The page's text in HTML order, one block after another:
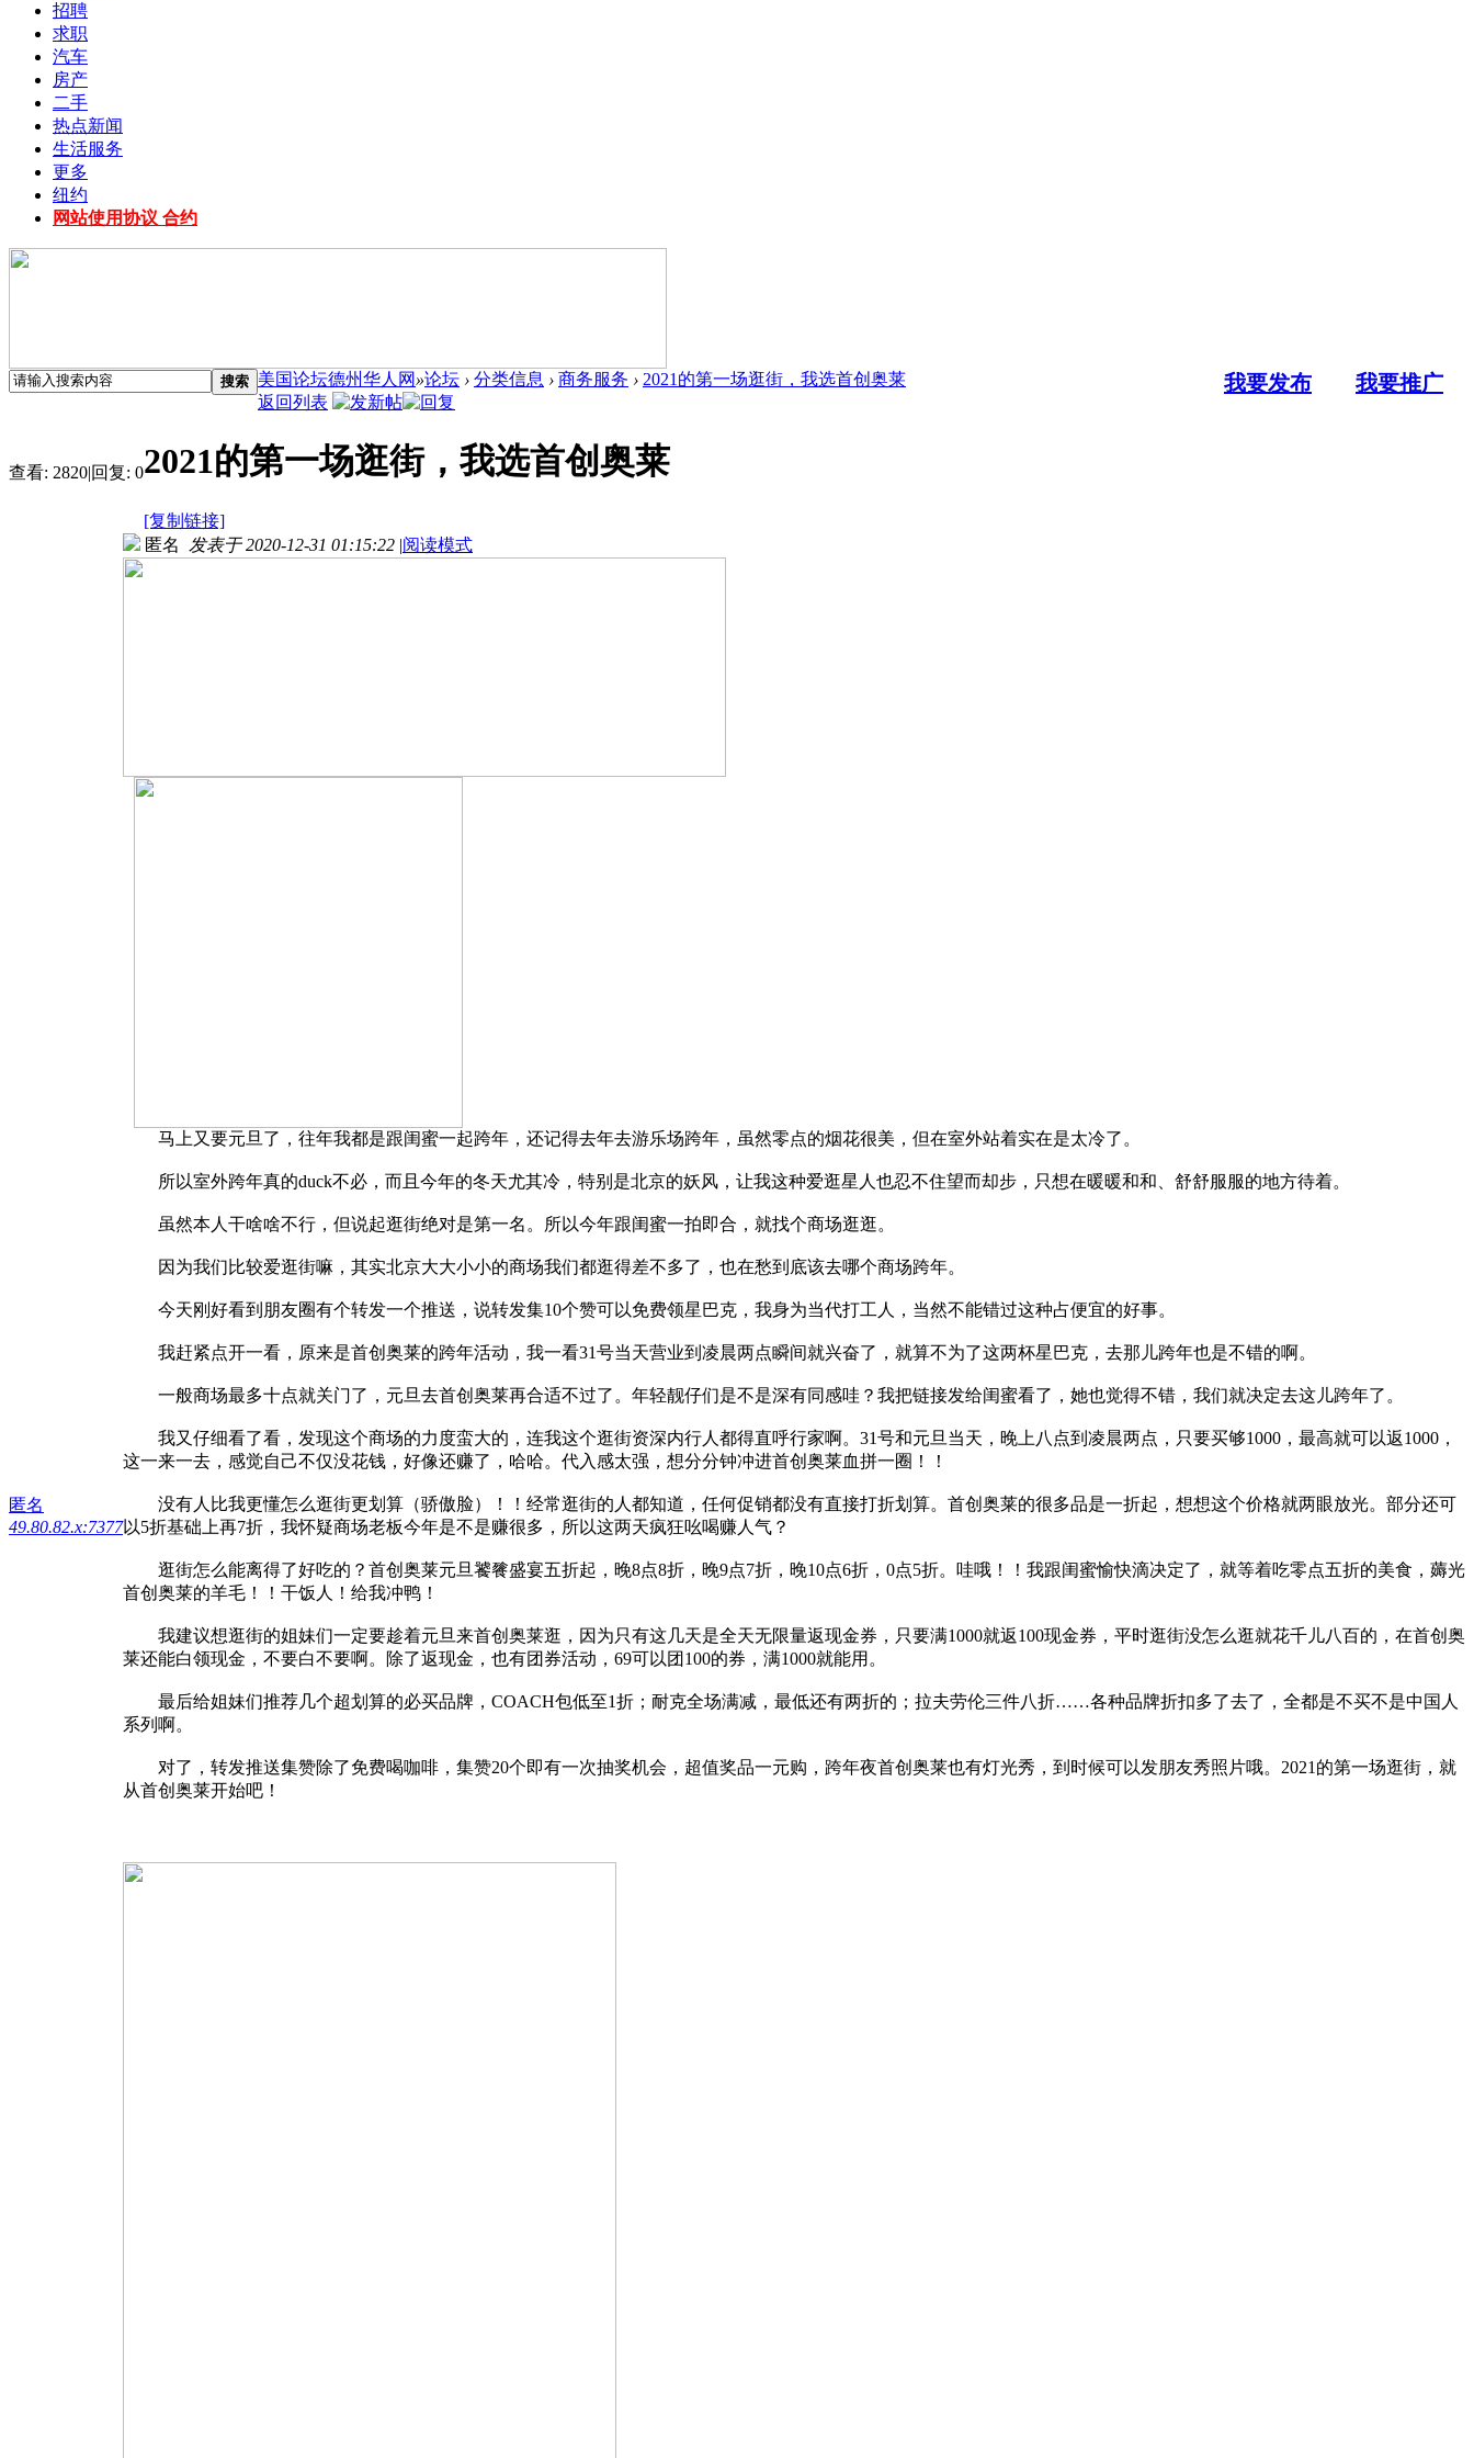
招聘
求职
汽车
房产
二手
热点新闻
生活服务
更多
纽约
网站使用协议 合约
搜索 我要发布 我要推广
美国论坛德州华人网 »论坛 › 分类信息 › 商务服务 › 2021的第一场逛街，我选首创奥莱
返回列表
查看: 2820|回复: 02021的第一场逛街，我选首创奥莱
[复制链接]
匿名
49.80.82.x:7377
匿名 发表于 2020-12-31 01:15:22 |阅读模式
马上又要元旦了，往年我都是跟闺蜜一起跨年，还记得去年去游乐场跨年，虽然零点的烟花很美，但在室外站着实在是太冷了。
所以室外跨年真的duck不必，而且今年的冬天尤其冷，特别是北京的妖风，让我这种爱逛星人也忍不住望而却步，只想在暖暖和和、舒舒服服的地方待着。
虽然本人干啥啥不行，但说起逛街绝对是第一名。所以今年跟闺蜜一拍即合，就找个商场逛逛。
因为我们比较爱逛街嘛，其实北京大大小小的商场我们都逛得差不多了，也在愁到底该去哪个商场跨年。
今天刚好看到朋友圈有个转发一个推送，说转发集10个赞可以免费领星巴克，我身为当代打工人，当然不能错过这种占便宜的好事。
我赶紧点开一看，原来是首创奥莱的跨年活动，我一看31号当天营业到凌晨两点瞬间就兴奋了，就算不为了这两杯星巴克，去那儿跨年也是不错的啊。
一般商场最多十点就关门了，元旦去首创奥莱再合适不过了。年轻靓仔们是不是深有同感哇？我把链接发给闺蜜看了，她也觉得不错，我们就决定去这儿跨年了。
我又仔细看了看，发现这个商场的力度蛮大的，连我这个逛街资深内行人都得直呼行家啊。31号和元旦当天，晚上八点到凌晨两点，只要买够1000，最高就可以返1000，
这一来一去，感觉自己不仅没花钱，好像还赚了，哈哈。代入感太强，想分分钟冲进首创奥莱血拼一圈！！
没有人比我更懂怎么逛街更划算（骄傲脸）！！经常逛街的人都知道，任何促销都没有直接打折划算。首创奥莱的很多品是一折起，想想这个价格就两眼放光。部分还可
以5折基础上再7折，我怀疑商场老板今年是不是赚很多，所以这两天疯狂吆喝赚人气？
逛街怎么能离得了好吃的？首创奥莱元旦饕餮盛宴五折起，晚8点8折，晚9点7折，晚10点6折，0点5折。哇哦！！我跟闺蜜愉快滴决定了，就等着吃零点五折的美食，薅光
首创奥莱的羊毛！！干饭人！给我冲鸭！
我建议想逛街的姐妹们一定要趁着元旦来首创奥莱逛，因为只有这几天是全天无限量返现金券，只要满1000就返100现金券，平时逛街没怎么逛就花千儿八百的，在首创奥
莱还能白领现金，不要白不要啊。除了返现金，也有团券活动，69可以团100的券，满1000就能用。
最后给姐妹们推荐几个超划算的必买品牌，COACH包低至1折；耐克全场满减，最低还有两折的；拉夫劳伦三件八折……各种品牌折扣多了去了，全都是不买不是中国人
系列啊。
对了，转发推送集赞除了免费喝咖啡，集赞20个即有一次抽奖机会，超值奖品一元购，跨年夜首创奥莱也有灯光秀，到时候可以发朋友秀照片哦。2021的第一场逛街，就
从首创奥莱开始吧！